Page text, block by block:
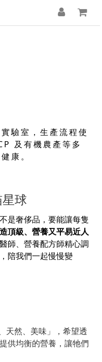
驗室，生產流程使
及有機農產等多
康。
球
是奢侈品，要能讓每隻
造頂級、營養又平易近人
師 、營養配方師精心調
陪我們一起慢慢變
天然、美味」，希望透
供均衡的營養，讓牠們